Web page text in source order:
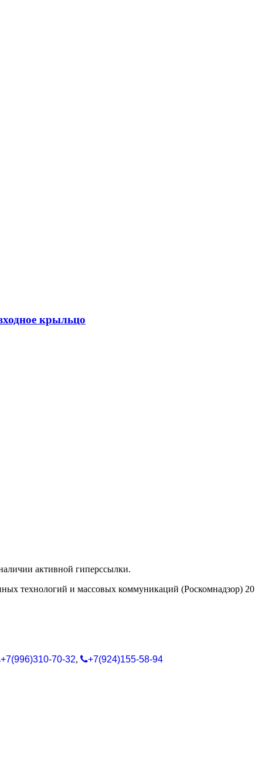
крыльцо
активной гиперссылки.
технологий и массовых коммуникаций (Роскомнадзор) 20
+7(996)310-70-32,
+7(924)155-58-94